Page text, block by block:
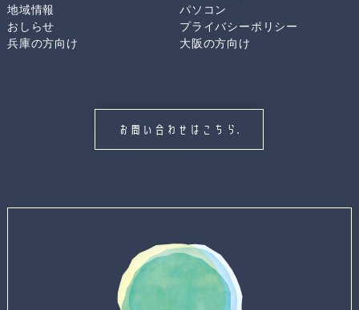
地域情報
パソコン
おしらせ
プライバシーポリシー
兵庫の方向け
大阪の方向け
お問い合わせはこちら.